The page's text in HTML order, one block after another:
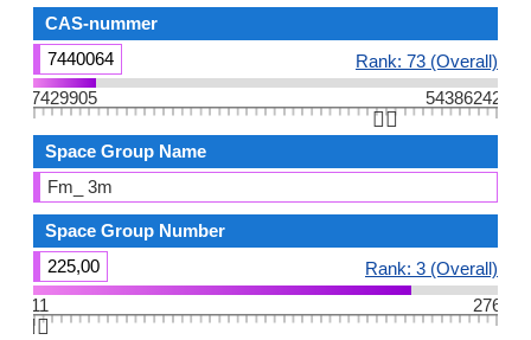
CAS-nummer
7440064
Rank: 73 (Overall)
7429905
54386242
👆🏻
Space Group Name
Fm_ 3m
Space Group Number
225,00
Rank: 3 (Overall)
11
276
👆🏻